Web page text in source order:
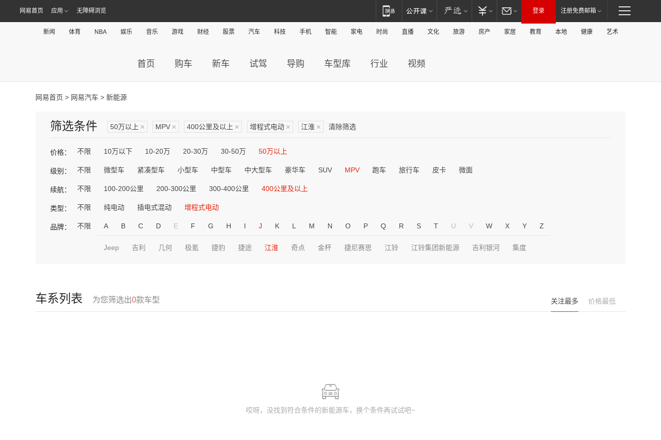
网易首页 应用 无障碍浏览 登录 注册免费邮箱
新闻 体育 NBA 娱乐 音乐 游戏 财经 股票 汽车 科技 手机 智能 家电 时尚 直播 文化 旅游 房产 家居 教育 本地 健康 艺术
首页 购车 新车 试驾 导购 车型库 行业 视频
网易首页 > 网易汽车 > 新能源
筛选条件 50万以上 × MPV × 400公里及以上 × 增程式电动 × 江淮 × 清除筛选
价格： 不限 10万以下 10-20万 20-30万 30-50万 50万以上
级别： 不限 微型车 紧凑型车 小型车 中型车 中大型车 豪华车 SUV MPV 跑车 旅行车 皮卡 微面
续航： 不限 100-200公里 200-300公里 300-400公里 400公里及以上
类型： 不限 纯电动 插电式混动 增程式电动
品牌： 不限 A B C D E F G H I J K L M N O P Q R S T U V W X Y Z
Jeep 吉利 几何 极氪 捷豹 捷途 江淮 奇点 金杯 捷尼赛思 江铃 江铃集团新能源 吉利银河 集度
车系列表 为您筛选出0款车型 关注最多 价格最低
哎呀，没找到符合条件的新能源车，换个条件再试试吧~